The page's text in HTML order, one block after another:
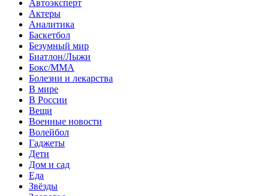
Автоэксперт
Актеры
Аналитика
Баскетбол
Безумный мир
Биатлон/Лыжи
Бокс/MMA
Болезни и лекарства
В мире
В России
Вещи
Военные новости
Волейбол
Гаджеты
Дети
Дом и сад
Еда
Звёзды